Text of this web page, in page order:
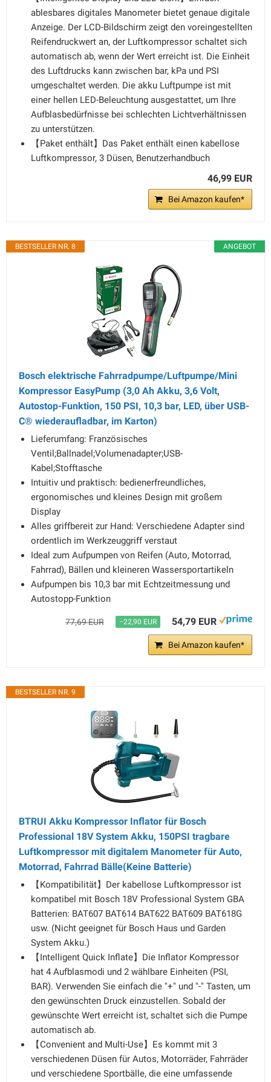
ablesbares digitales Manometer bietet genaue digitale
Anzeige. Der LCD-Bildschirm zeigt den voreingestellten
Reifendruckwert an, der Luftkompressor schaltet sich
automatisch ab, wenn der Wert erreicht ist. Die Einheit
des Luftdrucks kann zwischen bar, kPa und PSI
umgeschaltet werden. Die akku Luftpumpe ist mit
einer hellen LED-Beleuchtung ausgestattet, um Ihre
Aufblasbedürfnisse bei schlechten Lichtverhältnissen
zu unterstützen.
【Paket enthält】Das Paket enthält einen kabellose
Luftkompressor, 3 Düsen, Benutzerhandbuch
46,99 EUR
Bei Amazon kaufen*
ANGEBOT
BESTSELLER NR. 8
Bosch elektrische Fahrradpumpe/Luftpumpe/Mini
Kompressor EasyPump (3,0 Ah Akku, 3,6 Volt,
Autostop-Funktion, 150 PSI, 10,3 bar, LED, über USB-
C® wiederaufladbar, im Karton)
Lieferumfang: Französisches
Ventil;Ballnadel;Volumenadapter;USB-
Kabel;Stofftasche
Intuitiv und praktisch: bedienerfreundliches,
ergonomisches und kleines Design mit großem
Display
Alles griffbereit zur Hand: Verschiedene Adapter sind
ordentlich im Werkzeuggriff verstaut
Ideal zum Aufpumpen von Reifen (Auto, Motorrad,
Fahrrad), Bällen und kleineren Wassersportartikeln
Aufpumpen bis 10,3 bar mit Echtzeitmessung und
Autostopp-Funktion
77,69 EUR −22,90 EUR 54,79 EUR
Bei Amazon kaufen*
BESTSELLER NR. 9
BTRUI Akku Kompressor Inflator für Bosch
Professional 18V System Akku, 150PSI tragbare
Luftkompressor mit digitalem Manometer für Auto,
Motorrad, Fahrrad Bälle(Keine Batterie)
【Kompatibilität】Der kabellose Luftkompressor ist
kompatibel mit Bosch 18V Professional System GBA
Batterien: BAT607 BAT614 BAT622 BAT609 BAT618G
usw. (Nicht geeignet für Bosch Haus und Garden
System Akku.)
【Intelligent Quick Inflate】Die Inflator Kompressor
hat 4 Aufblasmodi und 2 wählbare Einheiten (PSI,
BAR). Verwenden Sie einfach die "+" und "-" Tasten, um
den gewünschten Druck einzustellen. Sobald der
gewünschte Wert erreicht ist, schaltet sich die Pumpe
automatisch ab.
【Convenient and Multi-Use】Es kommt mit 3
verschiedenen Düsen für Autos, Motorräder, Fahrräder
und verschiedene Sportbälle, die eine umfassende